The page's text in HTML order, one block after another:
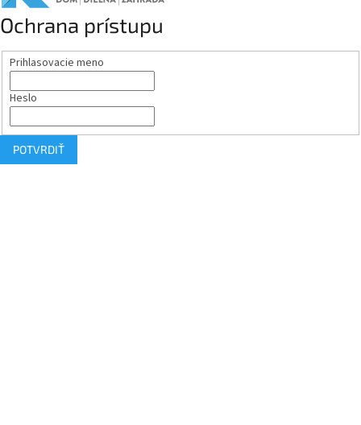
Ochrana prístupu
Prihlasovacie meno
Heslo
POTVRDIŤ